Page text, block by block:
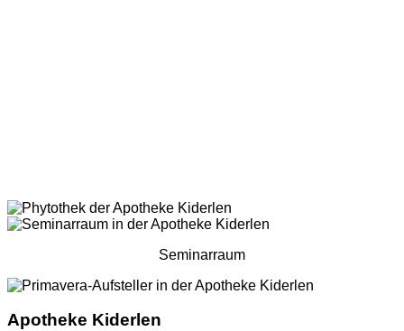
Seminarraum
Apotheke Kiderlen